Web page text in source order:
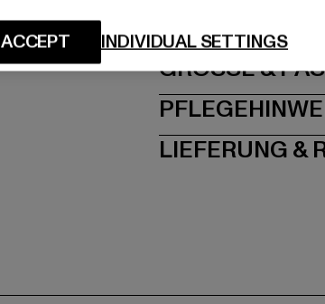
GRÖSSE
LIEFERUNG &
INDIVIDUAL SETTINGS
ACCEPT